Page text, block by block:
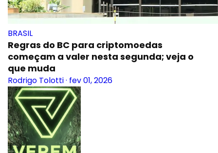
BRASIL
Regras do BC para criptomoedas
começam a valer nesta segunda; veja o
que muda
Rodrigo Tolotti· fev 01, 2026